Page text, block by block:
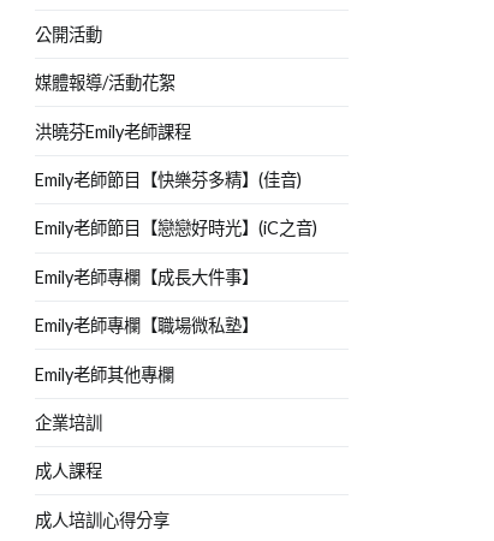
公開活動
媒體報導/活動花絮
洪曉芬Emily老師課程
Emily老師節目【快樂芬多精】(佳音)
Emily老師節目【戀戀好時光】(iC之音)
Emily老師專欄【成長大件事】
Emily老師專欄【職場微私塾】
Emily老師其他專欄
企業培訓
成人課程
成人培訓心得分享